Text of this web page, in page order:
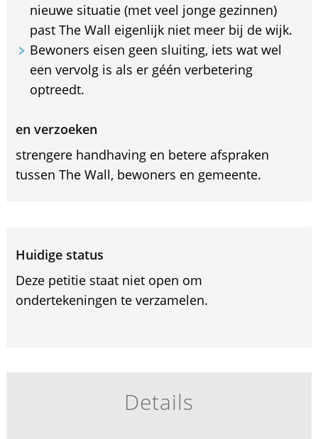
nieuwe situatie (met veel jonge gezinnen)
past The Wall eigenlijk niet meer bij de wijk.
Bewoners eisen geen sluiting, iets wat wel
een vervolg is als er géén verbetering
optreedt.
en verzoeken
strengere handhaving en betere afspraken
tussen The Wall, bewoners en gemeente.
Huidige status
Deze petitie staat niet open om
ondertekeningen te verzamelen.
Details